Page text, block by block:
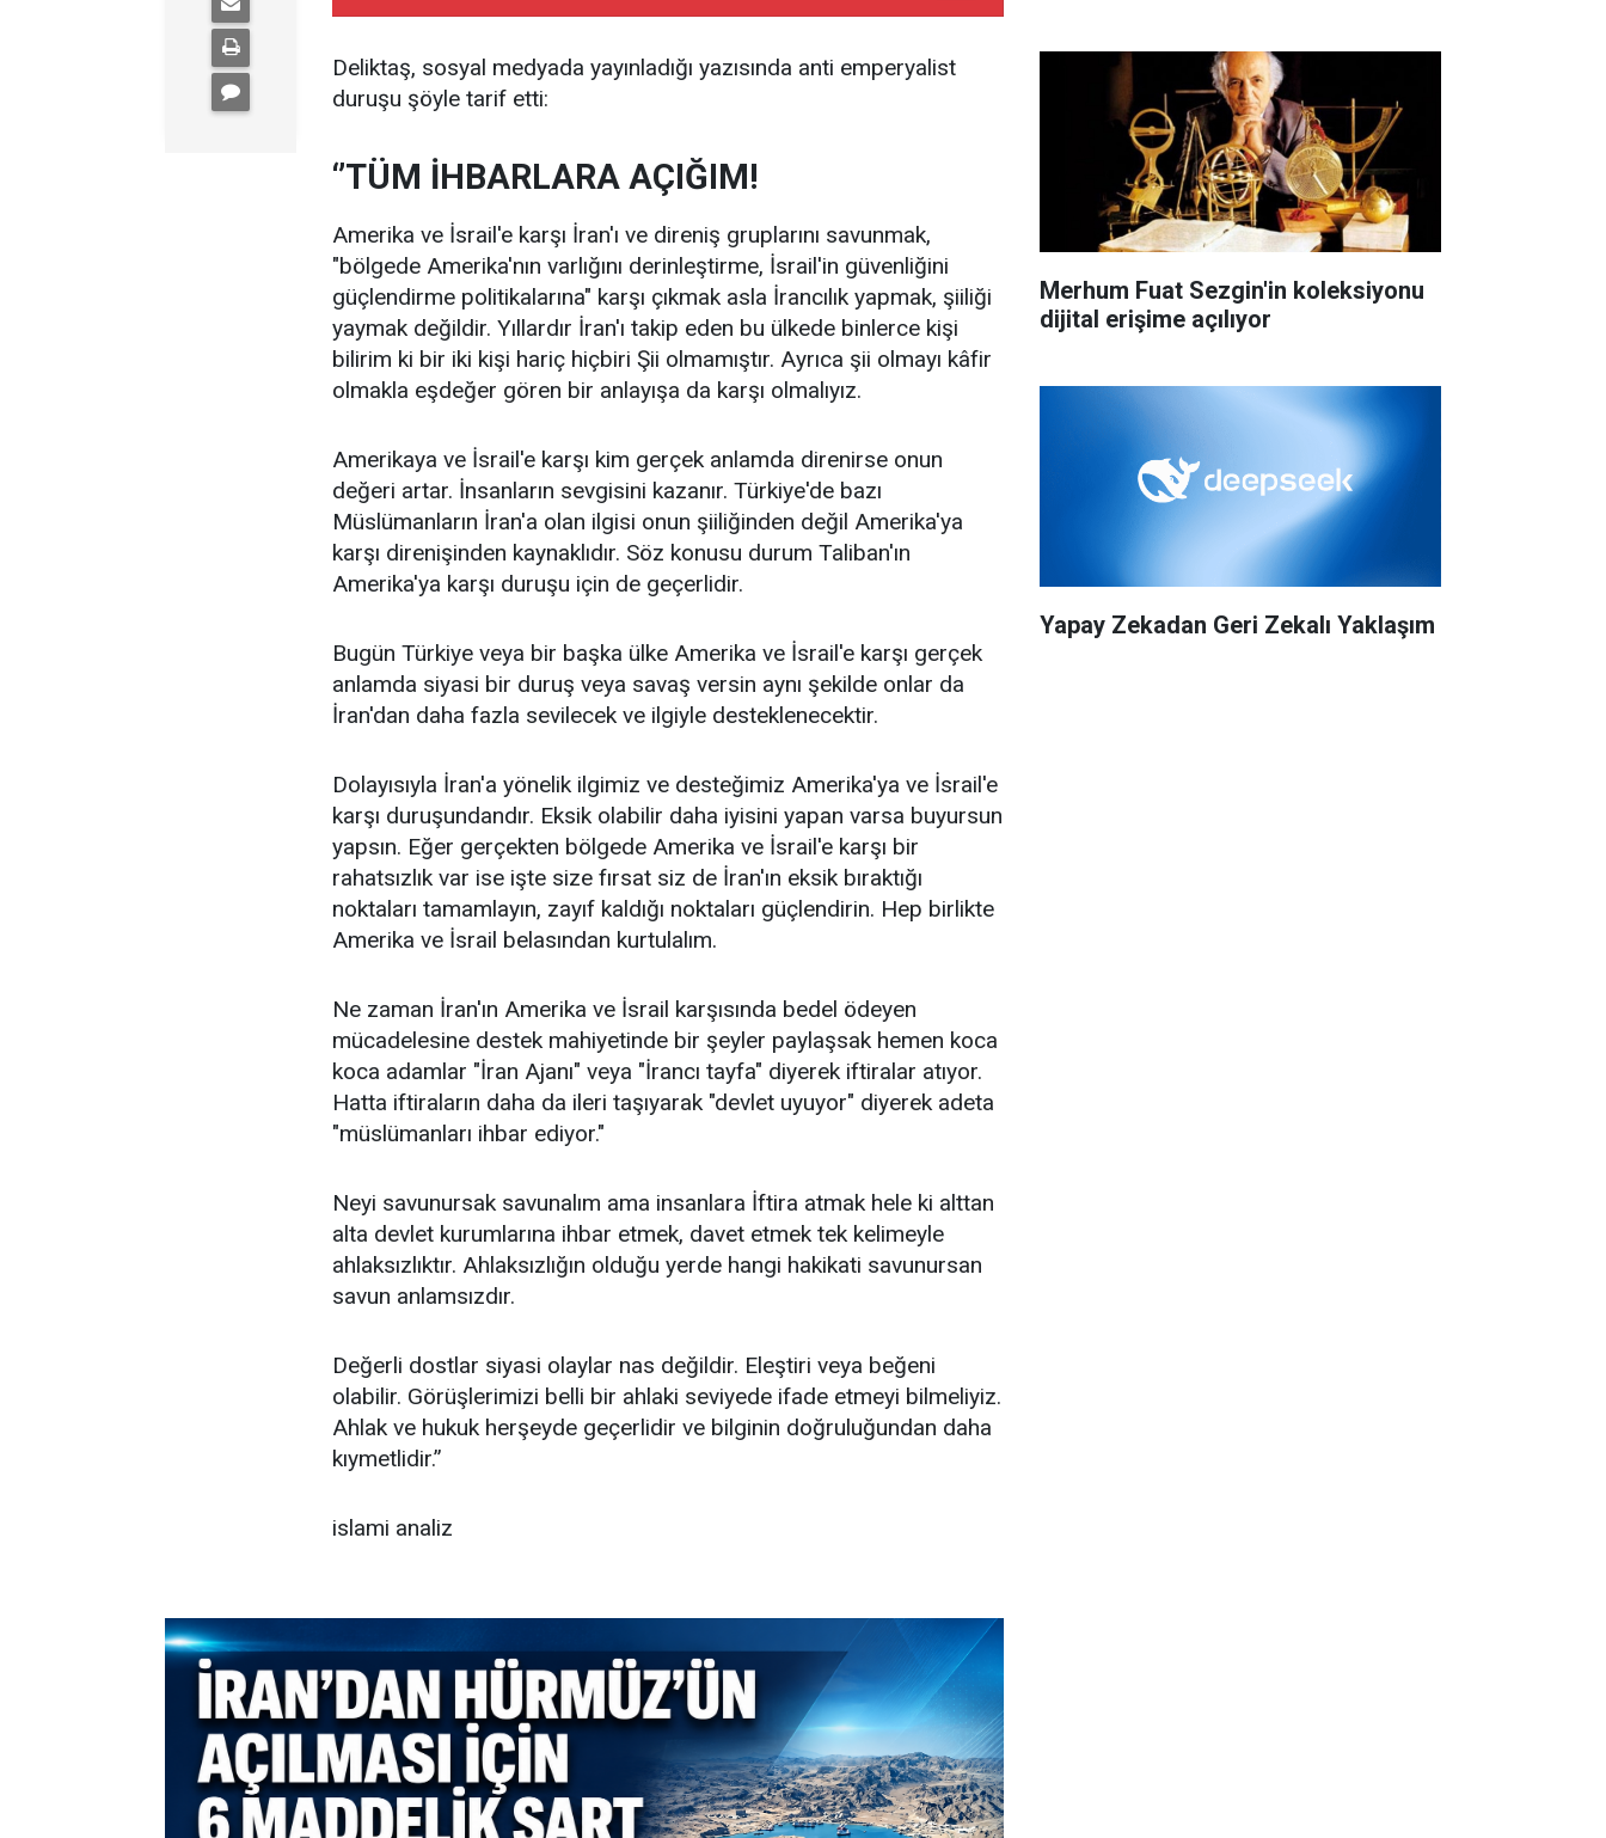
Deliktaş, sosyal medyada yayınladığı yazısında anti emperyalist
duruşu şöyle tarif etti:
‘’TÜM İHBARLARA AÇIĞIM!
Amerika ve İsrail'e karşı İran'ı ve direniş gruplarını savunmak,
"bölgede Amerika'nın varlığını derinleştirme, İsrail'in güvenliğini
güçlendirme politikalarına" karşı çıkmak asla İrancılık yapmak, şiiliği
yaymak değildir. Yıllardır İran'ı takip eden bu ülkede binlerce kişi
bilirim ki bir iki kişi hariç hiçbiri Şii olmamıştır. Ayrıca şii olmayı kâfir
olmakla eşdeğer gören bir anlayışa da karşı olmalıyız.
Amerikaya ve İsrail'e karşı kim gerçek anlamda direnirse onun
değeri artar. İnsanların sevgisini kazanır. Türkiye'de bazı
Müslümanların İran'a olan ilgisi onun şiiliğinden değil Amerika'ya
karşı direnişinden kaynaklıdır. Söz konusu durum Taliban'ın
Amerika'ya karşı duruşu için de geçerlidir.
Bugün Türkiye veya bir başka ülke Amerika ve İsrail'e karşı gerçek
anlamda siyasi bir duruş veya savaş versin aynı şekilde onlar da
İran'dan daha fazla sevilecek ve ilgiyle desteklenecektir.
Dolayısıyla İran'a yönelik ilgimiz ve desteğimiz Amerika'ya ve İsrail'e
karşı duruşundandır. Eksik olabilir daha iyisini yapan varsa buyursun
yapsın. Eğer gerçekten bölgede Amerika ve İsrail'e karşı bir
rahatsızlık var ise işte size fırsat siz de İran'ın eksik bıraktığı
noktaları tamamlayın, zayıf kaldığı noktaları güçlendirin. Hep birlikte
Amerika ve İsrail belasından kurtulalım.
Ne zaman İran'ın Amerika ve İsrail karşısında bedel ödeyen
mücadelesine destek mahiyetinde bir şeyler paylaşsak hemen koca
koca adamlar "İran Ajanı" veya "İrancı tayfa" diyerek iftiralar atıyor.
Hatta iftiraların daha da ileri taşıyarak "devlet uyuyor" diyerek adeta
"müslümanları ihbar ediyor."
Neyi savunursak savunalım ama insanlara İftira atmak hele ki alttan
alta devlet kurumlarına ihbar etmek, davet etmek tek kelimeyle
ahlaksızlıktır. Ahlaksızlığın olduğu yerde hangi hakikati savunursan
savun anlamsızdır.
Değerli dostlar siyasi olaylar nas değildir. Eleştiri veya beğeni
olabilir. Görüşlerimizi belli bir ahlaki seviyede ifade etmeyi bilmeliyiz.
Ahlak ve hukuk herşeyde geçerlidir ve bilginin doğruluğundan daha
kıymetlidir.’’
islami analiz
Merhum Fuat Sezgin'in koleksiyonu
dijital erişime açılıyor
Yapay Zekadan Geri Zekalı Yaklaşım